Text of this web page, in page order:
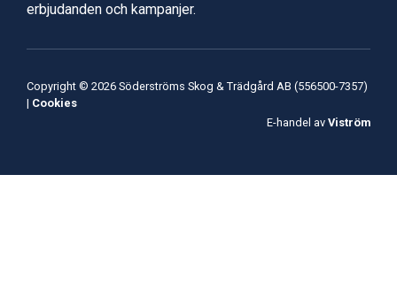
erbjudanden och kampanjer.
Copyright © 2026 Söderströms Skog & Trädgård AB (556500-7357)
| Cookies
E-handel av Viström